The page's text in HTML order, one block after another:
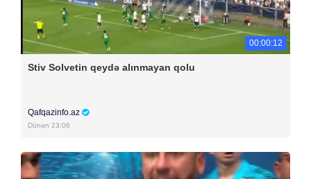
00:00:12
Stiv Solvetin qeydə alınmayan qolu
Qafqazinfo.az
Dünən 23:06